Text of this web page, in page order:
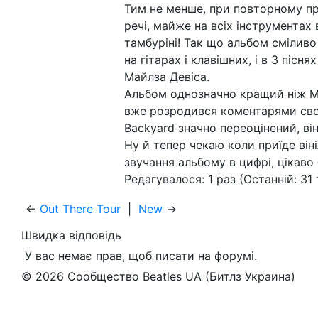
Тим не менше, при повторному
речі, майже на всіх
тамбуріні! Так що альбом
на гітарах і клавішних, і в 3
Майлза Девіса.
Альбом однозначно кращий ніж
вже розродився коментарями
Backyard значно переоцінений,
Ну й тепер чекаю коли приїде
звучання альбому в цифрі, цікаво
Редагувалося: 1 раз (Останній:
← Out There Tour New →
Швидка відповідь
У вас немає прав, щоб писати на форумі.
© 2026 Сообщество Beatles UA (Битлз Украина)